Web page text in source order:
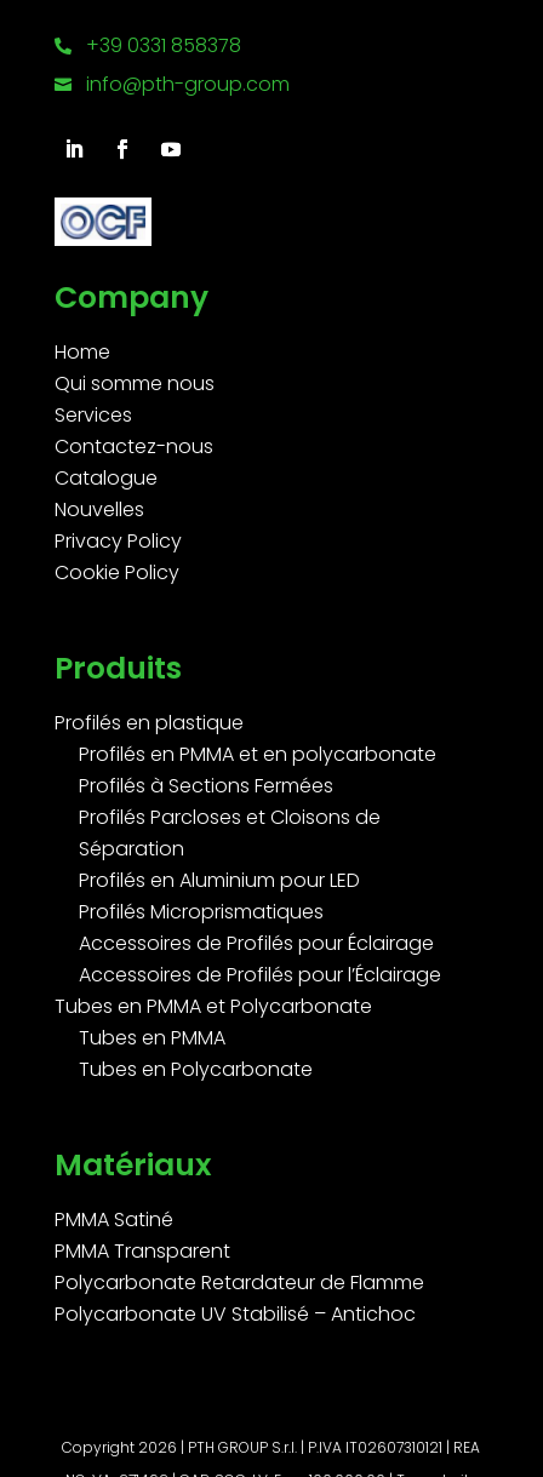
 +39 0331 858378
 info@pth-group.com
Company
Home
Qui somme nous
Services
Contactez-nous
Catalogue
Nouvelles
Privacy Policy
Cookie Policy
Produits
Profilés en plastique
Profilés en PMMA et en polycarbonate
Profilés à Sections Fermées
Profilés Parcloses et Cloisons de
Séparation
Profilés en Aluminium pour LED
Profilés Microprismatiques
Accessoires de Profilés pour Éclairage
Accessoires de Profilés pour l’Éclairage
Tubes en PMMA et Polycarbonate
Tubes en PMMA
Tubes en Polycarbonate
Matériaux
PMMA Satiné
PMMA Transparent
Polycarbonate Retardateur de Flamme
Polycarbonate UV Stabilisé – Antichoc
Copyright 2026 | PTH GROUP S.r.l. | P.IVA IT02607310121 | REA